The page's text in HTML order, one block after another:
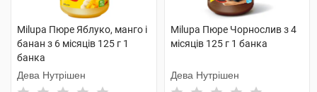
Milupa Пюре Яблуко, манго і
банан з 6 місяців 125 г 1
банка
Дева Нутрішен
Milupa Пюре Чорнослив з 4
місяців 125 г 1 банка
Дева Нутрішен